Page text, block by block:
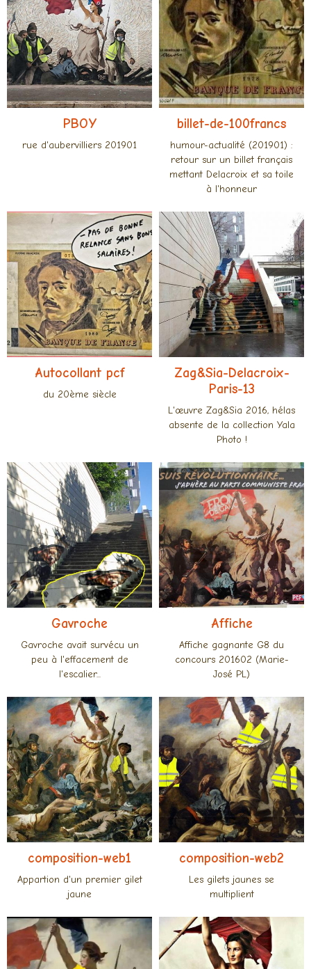
PBOY
rue d'aubervilliers 201901
billet-de-100francs
humour-actualité (201901) :
retour sur un billet français
mettant Delacroix et sa toile
à l'honneur
Autocollant pcf
du 20ème siècle
Zag&Sia-Delacroix-
Paris-13
L'œuvre Zag&Sia 2016, hélas
absente de la collection Yala
Photo !
Gavroche
Gavroche avait survécu un
peu à l'effacement de
l'escalier...
Affiche
Affiche gagnante G8 du
concours 201602 (Marie-
José PL)
composition-web1
Appartion d'un premier gilet
jaune
composition-web2
Les gilets jaunes se
multiplient